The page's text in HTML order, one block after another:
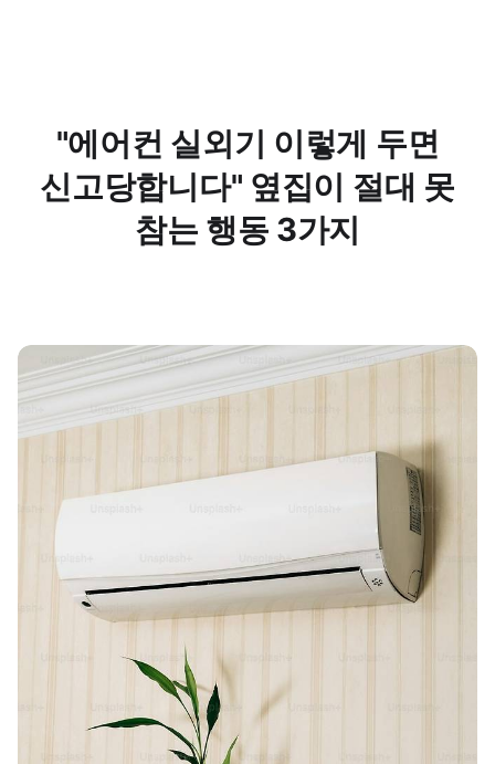
"에어컨 실외기 이렇게 두면
신고당합니다" 옆집이 절대 못
참는 행동 3가지